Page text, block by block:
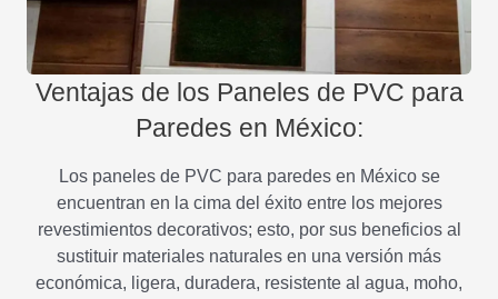
Ventajas de los Paneles de PVC para
Paredes en México:
Los paneles de PVC para paredes en México se
encuentran en la cima del éxito entre los mejores
revestimientos decorativos; esto, por sus beneficios al
sustituir materiales naturales en una versión más
económica, ligera, duradera, resistente al agua, moho,